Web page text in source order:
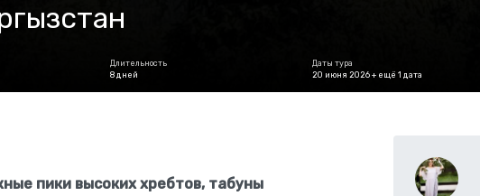
Длительность
8 дней
Даты тура
20 июня 2026 + ещё 1 дата
пики высоких хребтов, табуны